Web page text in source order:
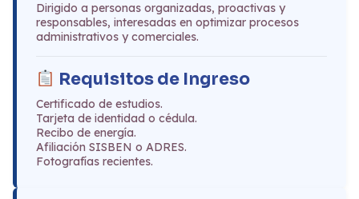
Dirigido a personas organizadas, proactivas y
responsables, interesadas en optimizar procesos
administrativos y comerciales.
Requisitos de Ingreso
Certificado de estudios.
Tarjeta de identidad o cédula.
Recibo de energía.
Afiliación SISBEN o ADRES.
Fotografías recientes.